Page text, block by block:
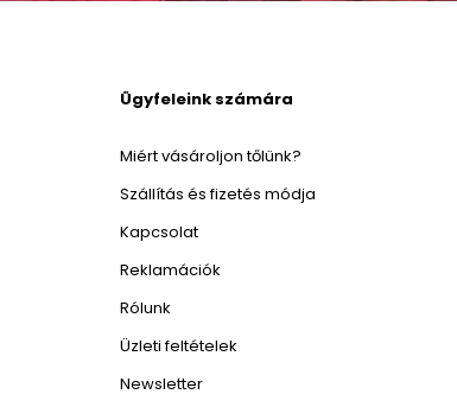
Ügyfeleink számára
Miért vásároljon tőlünk?
Szállítás és fizetés módja
Kapcsolat
Reklamációk
Rólunk
Üzleti feltételek
Newsletter